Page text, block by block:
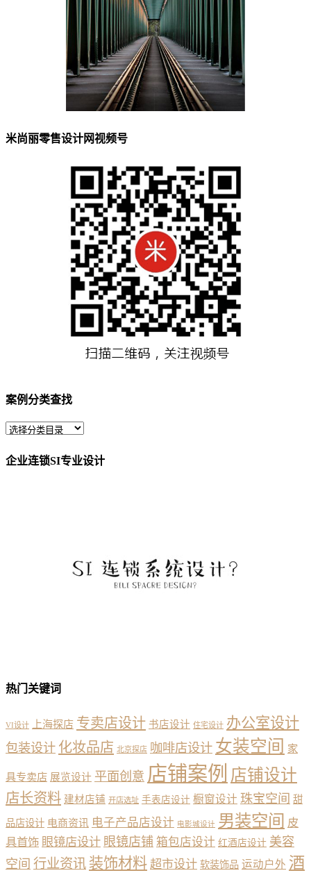
米尚丽零售设计网视频号
案例分类查找
企业连锁SI专业设计
热门关键词
VI设计 上海探店 专卖店设计 书店设计 住宅设计 办公室设计
包装设计 化妆品店 北京探店 咖啡店设计 女装空间 家
具专卖店 展览设计 平面创意 店铺案例 店铺设计
店长资料 建材店铺 开店选址 手表店设计 橱窗设计 珠宝空间 甜
品店设计 电商资讯 电子产品店设计 电影城设计 男装空间 皮
具首饰 眼镜店设计 眼镜店铺 箱包店设计 红酒店设计 美容
空间 行业资讯 装饰材料 超市设计 软装饰品 运动户外 酒